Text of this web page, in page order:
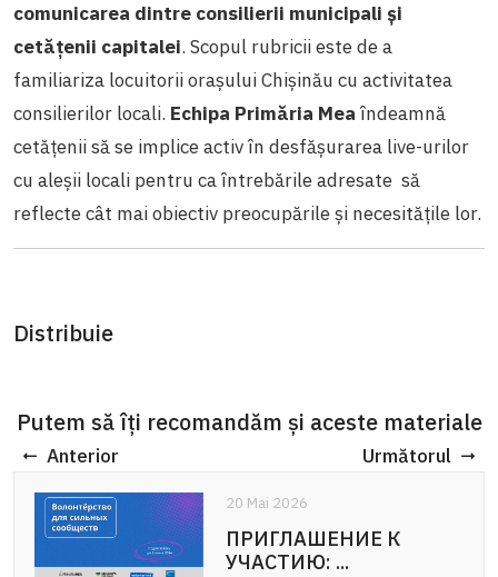
comunicarea dintre consilierii municipali și
cetățenii capitalei. Scopul rubricii este de a
familiariza locuitorii orașului Chișinău cu activitatea
consilierilor locali. Echipa Primăria Meaîndeamnă
cetățenii să se implice activ în desfășurarea live-urilor
cu aleșii locali pentru ca întrebările adresate să
reflecte cât mai obiectiv preocupările și necesitățile lor.
Distribuie
Putem să îți recomandăm și aceste materiale
Anterior Următorul
20 Mai 2026
ПРИГЛАШЕНИЕ К
УЧАСТИЮ: ...
20 Mai 2026
APEL DE PARTICIPARE:
Voluntariat pentru ...